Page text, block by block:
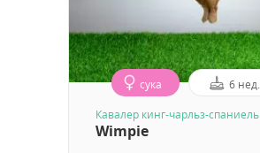
сука 6 нед.
Кавалер кинг-чарльз-спаниель
Wimpie